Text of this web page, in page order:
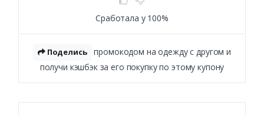
Сработала у 100%
Поделись
промокодом на одежду с другом и
получи кэшбэк за его покупку по этому купону